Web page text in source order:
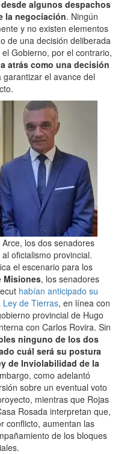
algunos despachos
la negociación. Ningún
y no existen elementos
de una decisión deliberada
Gobierno, por el contrario,
atrás como una decisión
garantizar el avance del
los dos senadores
oficialismo provincial.
el escenario para los
Misiones, los senadores
habían anticipado su
Ley de Tierras, en línea con
provincial de Hugo
con Carlos Rovira. Sin
ninguno de los dos
cuál será su postura
de Inviolabilidad de la
como adelantó
sobre un eventual voto
mientras que Rojas
Rosada interpretan que,
conflicto, aumentan las
de los bloques